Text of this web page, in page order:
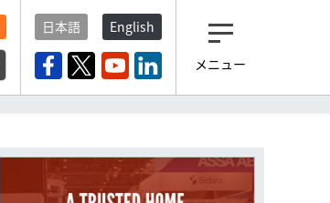
日本語 English
メニュー
観光産業ニュース「トラベ
登録済みですよね？
もし未だ登録していないなら…